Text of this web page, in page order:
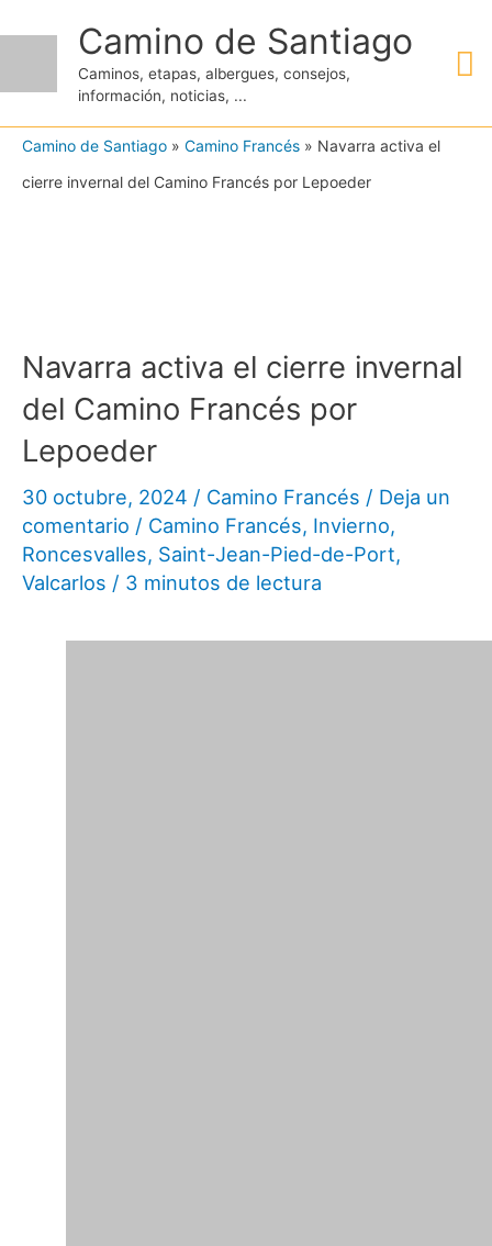
contenido
Camino de Santiago
Caminos, etapas, albergues, consejos,
información, noticias, ...
Camino de Santiago » Camino Francés » Navarra activa el
cierre invernal del Camino Francés por Lepoeder
Navarra activa el cierre invernal
del Camino Francés por
Lepoeder
30 octubre, 2024 / Camino Francés / Deja un
comentario / Camino Francés, Invierno,
Roncesvalles, Saint-Jean-Pied-de-Port,
Valcarlos / 3 minutos de lectura